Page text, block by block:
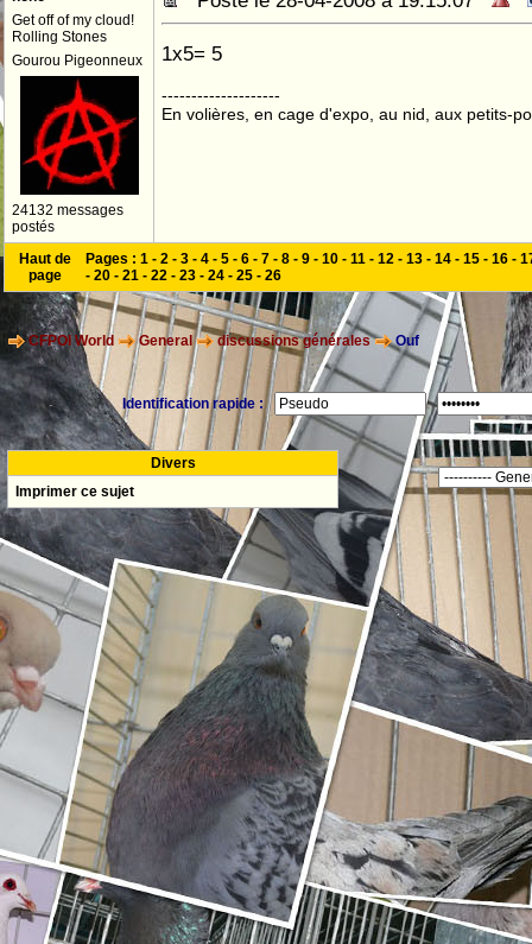
Get off of my cloud!
Rolling Stones
Gourou Pigeonneux
24132 messages
postés
1x5= 5
--------------------
En volières, en cage d'expo, au nid, aux petits-
Haut de
page
Pages : 1 - 2 - 3 - 4 - 5 - 6 - 7 - 8 - 9 - 10 - 11 - 12 - 13 - 14 - 15 - 16 -
- 20 - 21 - 22 - 23 - 24 - 25 - 26
CFPOI World General discussions générales Ouf
Identification rapide :
Divers
Imprimer ce sujet